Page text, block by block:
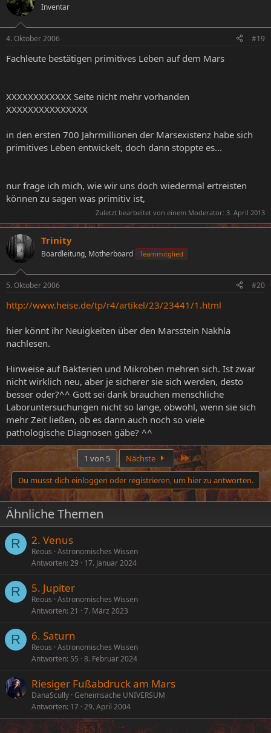
Inventar
4. Oktober 2006 #19
Fachleute bestätigen primitives Leben auf dem Mars
XXXXXXXXXXXX Seite nicht mehr vorhanden
XXXXXXXXXXXXXXX
in den ersten 700 Jahrmillionen der Marsexistenz habe sich
primitives Leben entwickelt, doch dann stoppte es...
nur frage ich mich, wie wir uns doch wiedermal ertreisten
können zu sagen was primitiv ist,
Zuletzt bearbeitet von einem Moderator: 3. April 2013
Trinity
Boardleitung, Motherboard Teammitglied
5. Oktober 2006 #20
http://www.heise.de/tp/r4/artikel/23/23441/1.html
hier könnt ihr Neuigkeiten über den Marsstein Nakhla
nachlesen.
Hinweise auf Bakterien und Mikroben mehren sich. Ist zwar
nicht wirklich neu, aber je sicherer sie sich werden, desto
besser oder?^^ Gott sei dank brauchen menschliche
Laboruntersuchungen nicht so lange, obwohl, wenn sie sich
mehr Zeit ließen, ob es dann auch noch so viele
pathologische Diagnosen gäbe? ^^
1 von 5 Nächste Letzte
Du musst dich einloggen oder registrieren, um hier zu antworten.
Ähnliche Themen
R 2. Venus
Reous Astronomisches Wissen
Antworten 29 17. Januar 2024
R 5. Jupiter
Reous Astronomisches Wissen
Antworten 21 7. März 2023
R 6. Saturn
Reous Astronomisches Wissen
Antworten 55 8. Februar 2024
Riesiger Fußabdruck am Mars
DanaScully Geheimsache UNIVERSUM
Antworten 17 29. April 2004